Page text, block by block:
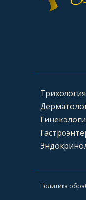
Трихология
Политика